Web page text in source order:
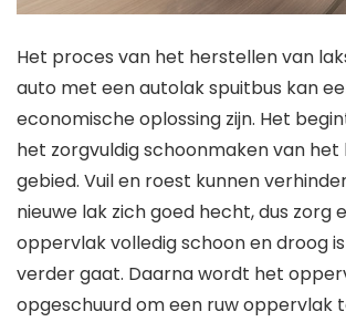
Het proces van het herstellen van
auto met een autolak spuitbus kan
economische oplossing zijn. Het
het zorgvuldig schoonmaken van
gebied. Vuil en roest kunnen
nieuwe lak zich goed hecht, dus zorg
oppervlak volledig schoon en droog
verder gaat. Daarna wordt het
opgeschuurd om een ruw oppervlak